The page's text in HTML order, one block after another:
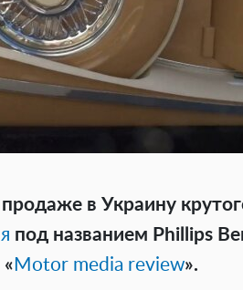
в Украину
под названием Phillips
Motor media review».